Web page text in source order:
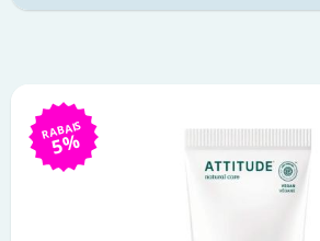
RABAIS
5%